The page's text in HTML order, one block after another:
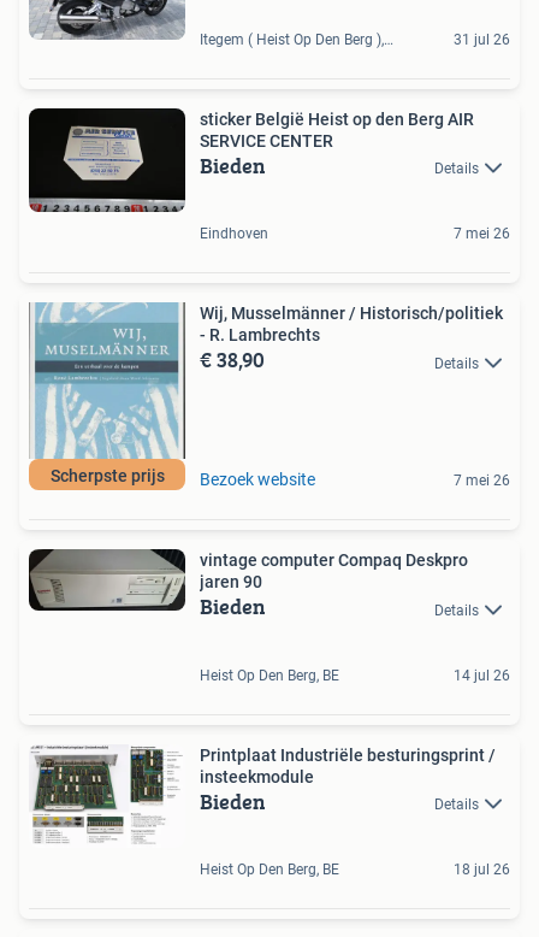
Itegem ( Heist Op Den Berg ), BE 31 jul 26
sticker België Heist op den Berg AIR
SERVICE CENTER
Bieden Details
Eindhoven 7 mei 26
Scherpste prijs
Wij, Musselmänner / Historisch/politiek
- R. Lambrechts
€ 38,90 Details
Bezoek website 7 mei 26
vintage computer Compaq Deskpro
jaren 90
Bieden Details
Heist Op Den Berg, BE 14 jul 26
Printplaat Industriële besturingsprint /
insteekmodule
Bieden Details
Heist Op Den Berg, BE 18 jul 26